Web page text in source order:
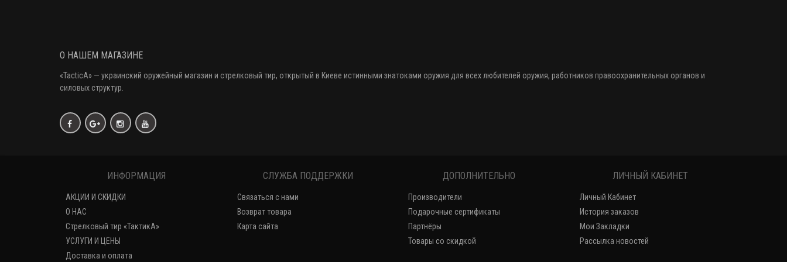
О НАШЕМ МАГАЗИНЕ
«TacticA» — украинский оружейный магазин и стрелковый тир, открытый в Киеве истинными знатоками оружия для всех любителей оружия, работников правоохранительных органов и
силовых структур.
ИНФОРМАЦИЯ
АКЦИИ И СКИДКИ
О НАС
Стрелковый тир «ТактикА»
УСЛУГИ И ЦЕНЫ
Доставка и оплата
СЛУЖБА ПОДДЕРЖКИ
Связаться с нами
Возврат товара
Карта сайта
ДОПОЛНИТЕЛЬНО
Производители
Подарочные сертификаты
Партнёры
Товары со скидкой
ЛИЧНЫЙ КАБИНЕТ
Личный Кабинет
История заказов
Мои Закладки
Рассылка новостей